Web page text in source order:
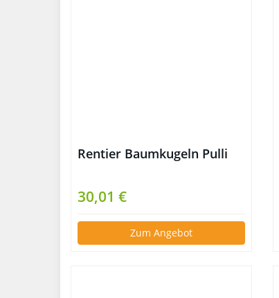
Rentier Baumkugeln Pulli
30,01 €
Zum Angebot